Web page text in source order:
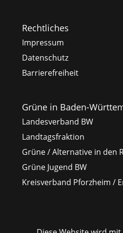
Rechtliches
Impressum
Datenschutz
Barrierefreiheit
Grüne in Baden-
Landesverband BW
Landtagsfraktion
Grüne / Alternative in den
Grüne Jugend BW
Kreisverband Pforzheim /